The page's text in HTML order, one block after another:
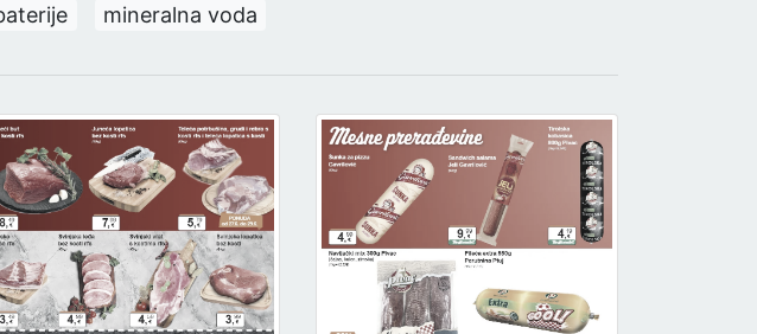
mineralna voda